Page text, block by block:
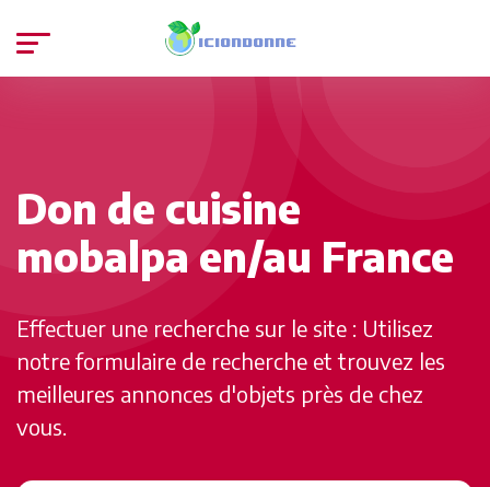
Don de cuisine
mobalpa en/au France
Effectuer une recherche sur le site : Utilisez
notre formulaire de recherche et trouvez les
meilleures annonces d'objets près de chez
vous.